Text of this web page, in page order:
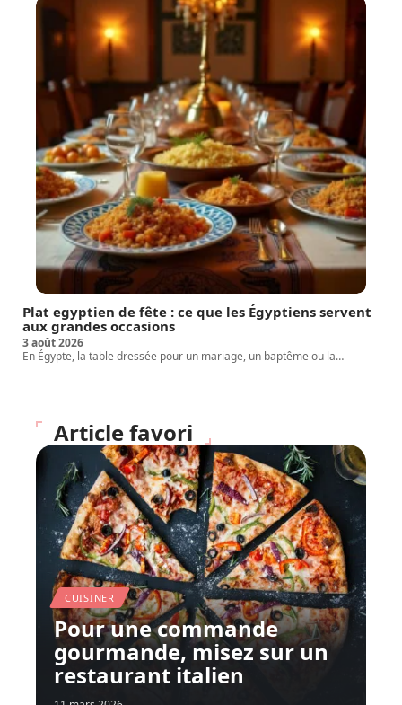
Plat egyptien de fête : ce que les Égyptiens servent
aux grandes occasions
3 août 2026
En Égypte, la table dressée pour un mariage, un baptême ou la…
Article favori
CUISINER
Pour une commande
gourmande, misez sur un
restaurant italien